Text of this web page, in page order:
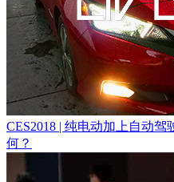
CES2018 | 纯电动加上自动
何？